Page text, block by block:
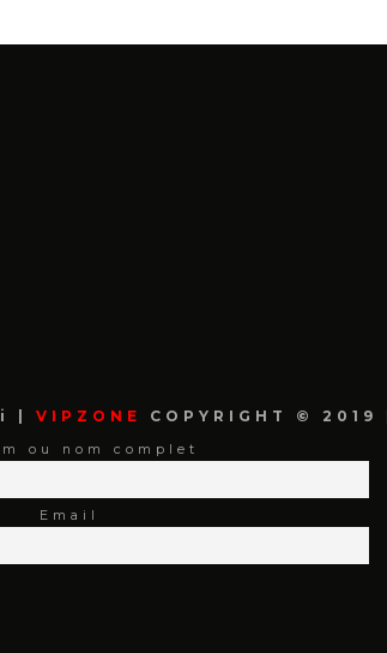
VIPZONE COPYRIGHT © 2019 |
ou nom complet
Email